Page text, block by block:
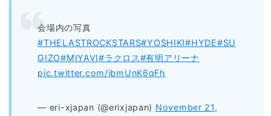
会場内の写真
#THELASTROCKSTARS#YOSHIKI#HYDE#SU
GIZO#MIYAVI#ラクロス#有明アリーナ
pic.twitter.com/ibmUnK6qFh
— eri-xjapan (@erixjapan) November 21,